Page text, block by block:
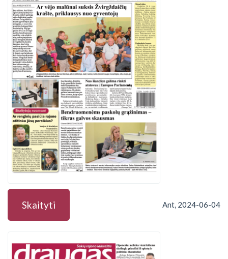
Skaityti Ant, 2024-06-04